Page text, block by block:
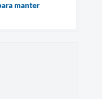
manter